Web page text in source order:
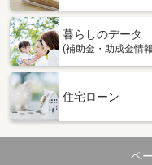
暮らしのデータ
(補助金・助成金情
住宅ローン
ペ